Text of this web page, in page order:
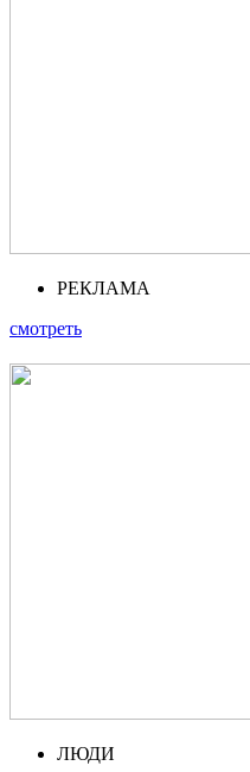
РЕКЛАМА
смотреть
ЛЮДИ